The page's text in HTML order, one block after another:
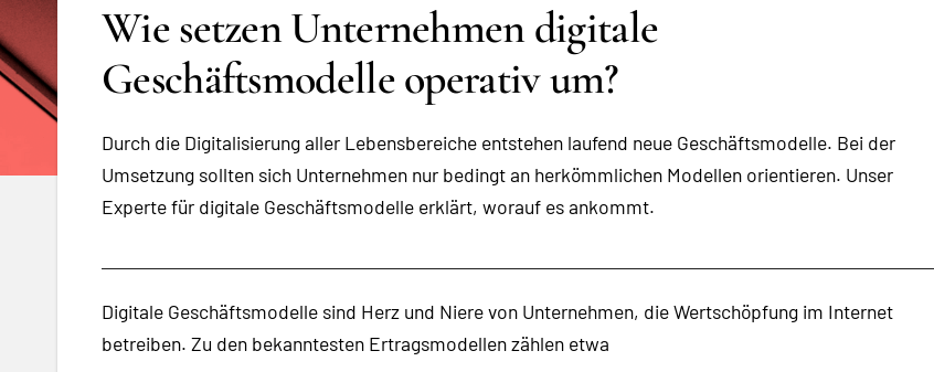
Wie setzen Unternehmen digitale
Geschäftsmodelle operativ um?
Durch die Digitalisierung aller Lebensbereiche entstehen laufend neue Geschäftsmodelle. Bei der
Umsetzung sollten sich Unternehmen nur bedingt an herkömmlichen Modellen orientieren. Unser
Experte für digitale Geschäftsmodelle erklärt, worauf es ankommt.
Digitale Geschäftsmodelle sind Herz und Niere von Unternehmen, die Wertschöpfung im Internet
betreiben. Zu den bekanntesten Ertragsmodellen zählen etwa